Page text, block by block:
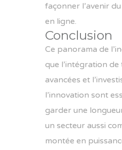
façonner l’avenir
en ligne.
Conclusion
Ce panorama de
que l’intégration
avancées et
l’innovation sont
garder une
un secteur aussi
montée en